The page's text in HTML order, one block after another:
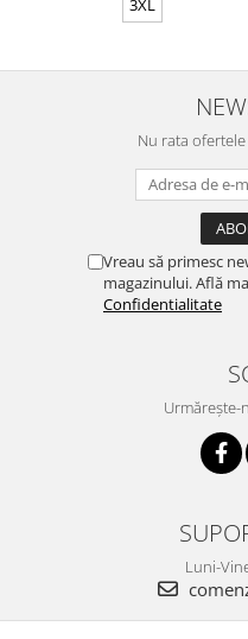
3XL
Nu rata
Vreau să primesc
magazinului. Află
Confidentialitate
Urmărește-
Luni-